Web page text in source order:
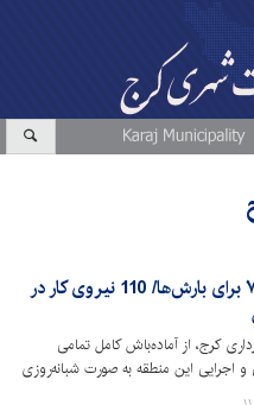
آمادگی منطقه ۷ برای بارش‌ها/ 110 نیروی کار در
۷ شهرداری کرج، از آماده‌باش کامل تمامی
این منطقه به صورت شبانه‌روزی
ایمنی در شرایط بحران خبر داد.